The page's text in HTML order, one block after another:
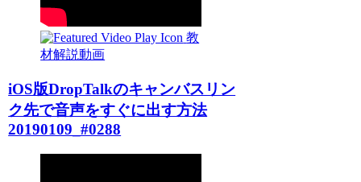
教
材解説動画
iOS版DropTalkのキャンバスリン
ク先で音声をすぐに出す方法
20190109_#0288